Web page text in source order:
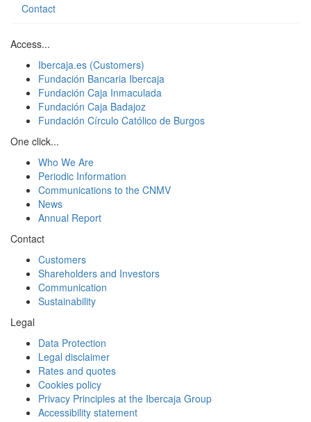
Contact
Access...
Ibercaja.es (Customers)
Fundación Bancaria Ibercaja
Fundación Caja Inmaculada
Fundación Caja Badajoz
Fundación Círculo Católico de Burgos
One click...
Who We Are
Periodic Information
Communications to the CNMV
News
Annual Report
Contact
Customers
Shareholders and Investors
Communication
Sustainability
Legal
Data Protection
Legal disclaimer
Rates and quotes
Cookies policy
Privacy Principles at the Ibercaja Group
Accessibility statement